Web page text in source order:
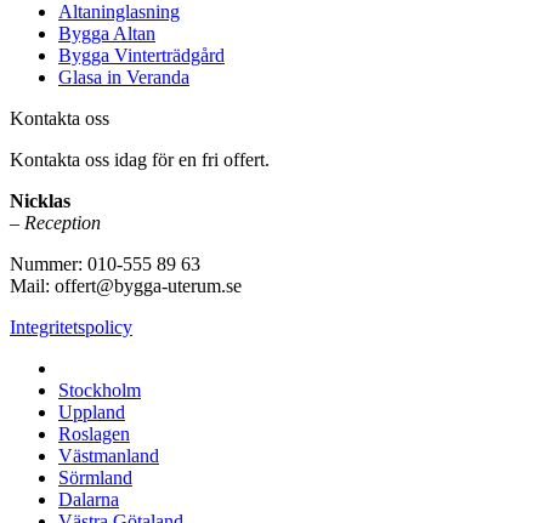
Altaninglasning
Bygga Altan
Bygga Vinterträdgård
Glasa in Veranda
Kontakta oss
Kontakta oss idag för en fri offert.
Nicklas
– Reception
Nummer: 010-555 89 63
Mail: offert@bygga-uterum.se
Integritetspolicy
Stockholm
Uppland
Roslagen
Västmanland
Sörmland
Dalarna